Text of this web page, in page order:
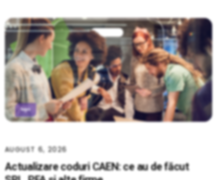
Actualizare coduri CAEN: ce au de făcut
AUGUST 6, 2026